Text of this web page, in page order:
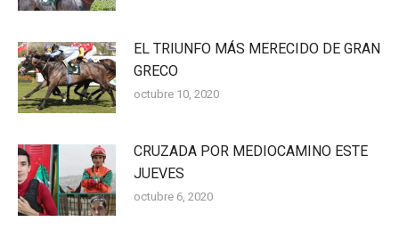
EL TRIUNFO MÁS MERECIDO DE GRAN
GRECO
octubre 10, 2020
CRUZADA POR MEDIOCAMINO ESTE
JUEVES
octubre 6, 2020